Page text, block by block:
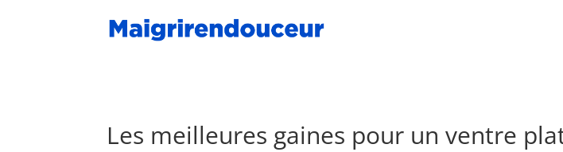
Les meilleures gaines pour un ventre